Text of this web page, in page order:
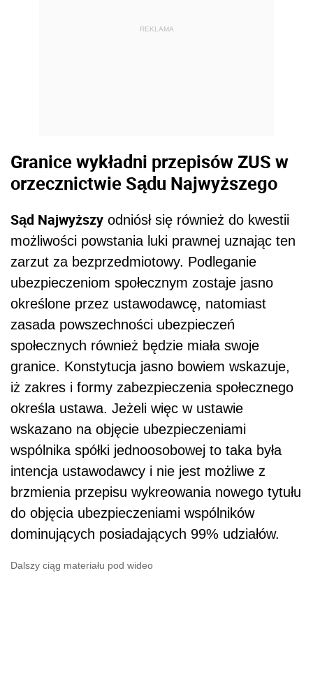
REKLAMA
Granice wykładni przepisów ZUS w
orzecznictwie Sądu Najwyższego
Sąd Najwyższy odniósł się również do kwestii
możliwości powstania luki prawnej uznając ten
zarzut za bezprzedmiotowy. Podleganie
ubezpieczeniom społecznym zostaje jasno
określone przez ustawodawcę, natomiast
zasada powszechności ubezpieczeń
społecznych również będzie miała swoje
granice. Konstytucja jasno bowiem wskazuje,
iż zakres i formy zabezpieczenia społecznego
określa ustawa. Jeżeli więc w ustawie
wskazano na objęcie ubezpieczeniami
wspólnika spółki jednoosobowej to taka była
intencja ustawodawcy i nie jest możliwe z
brzmienia przepisu wykreowania nowego tytułu
do objęcia ubezpieczeniami wspólników
dominujących posiadających 99% udziałów.
Dalszy ciąg materiału pod wideo